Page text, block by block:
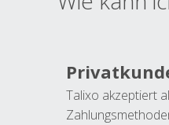
Talixo akzeptiert